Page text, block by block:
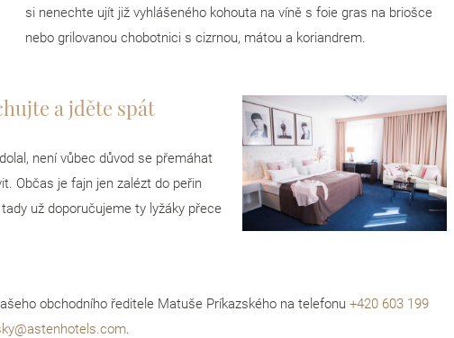
si nenechte ujít již vyhlášeného kohouta na víně s foie gras na briošce
nebo grilovanou chobotnici s cizrnou, mátou a koriandrem.
a jděte spát
není vůbec důvod se přemáhat
Občas je fajn jen zalézt do peřin
už doporučujeme ty lyžáky přece
obchodního ředitele Matuše Príkazského na telefonu +420 603 199
.